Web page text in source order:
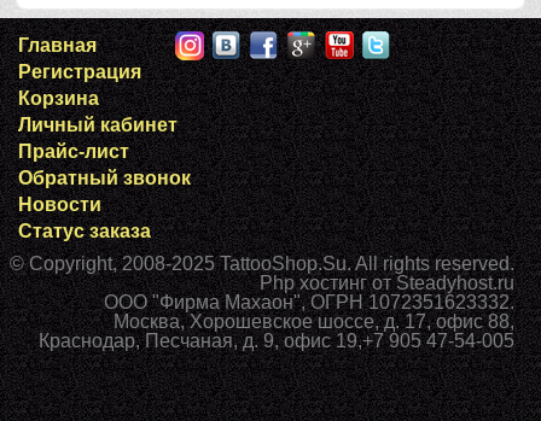
Главная
Регистрация
Корзина
Личный кабинет
Прайс-лист
Обратный звонок
Новости
Статус заказа
© Copyright, 2008-2025TattooShop.Su. All rights reserved.
Php хостингот Steadyhost.ru
ООО "Фирма Махаон", ОГРН 1072351623332.
Москва,Хорошевское шоссе, д. 17, офис 88,
Краснодар,Песчаная, д. 9, офис 19,+7 905 47-54-005